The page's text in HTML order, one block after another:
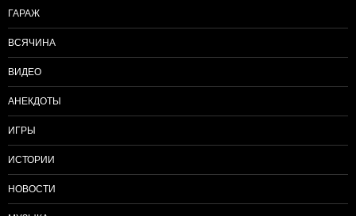
ГАРАЖ
ВСЯЧИНА
ВИДЕО
АНЕКДОТЫ
ИГРЫ
ИСТОРИИ
НОВОСТИ